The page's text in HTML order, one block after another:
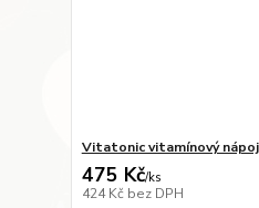
Vitatonic vitamínový nápoj
475 Kč/ks
424 Kč bez DPH